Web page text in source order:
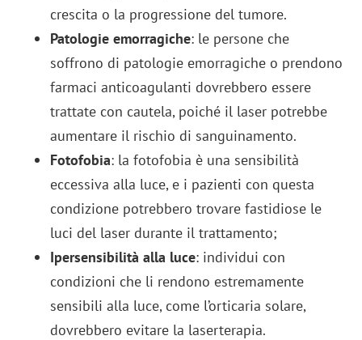
crescita o la progressione del tumore.
Patologie emorragiche: le persone che
soffrono di patologie emorragiche o prendono
farmaci anticoagulanti dovrebbero essere
trattate con cautela, poiché il laser potrebbe
aumentare il rischio di sanguinamento.
Fotofobia: la fotofobia è una sensibilità
eccessiva alla luce, e i pazienti con questa
condizione potrebbero trovare fastidiose le
luci del laser durante il trattamento;
Ipersensibilità alla luce: individui con
condizioni che li rendono estremamente
sensibili alla luce, come l’orticaria solare,
dovrebbero evitare la laserterapia.